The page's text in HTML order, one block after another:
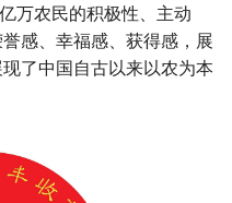
万农民的积极性、主动
感、幸福感、获得感，展
了中国自古以来以农为本